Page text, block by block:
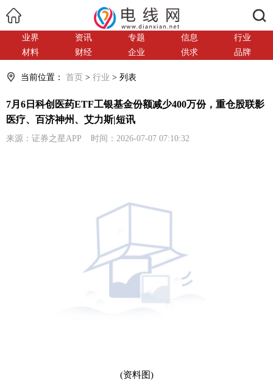
业界 资讯 专题 信息
行业
材料
财经 企业 供求 品牌
当前位置： 首页 > 行业 > 列表
7月6日科创医药ETF工银基金份额减少400万份，重仓股联影
医疗、百济神州、艾力斯|短讯
来源：证券之星APP 时间：2026-07-07 07:10:32
(资料图)